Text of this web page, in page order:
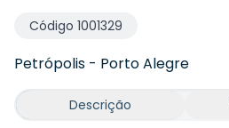
Código 1001329
Petrópolis - Porto Alegre
Descrição